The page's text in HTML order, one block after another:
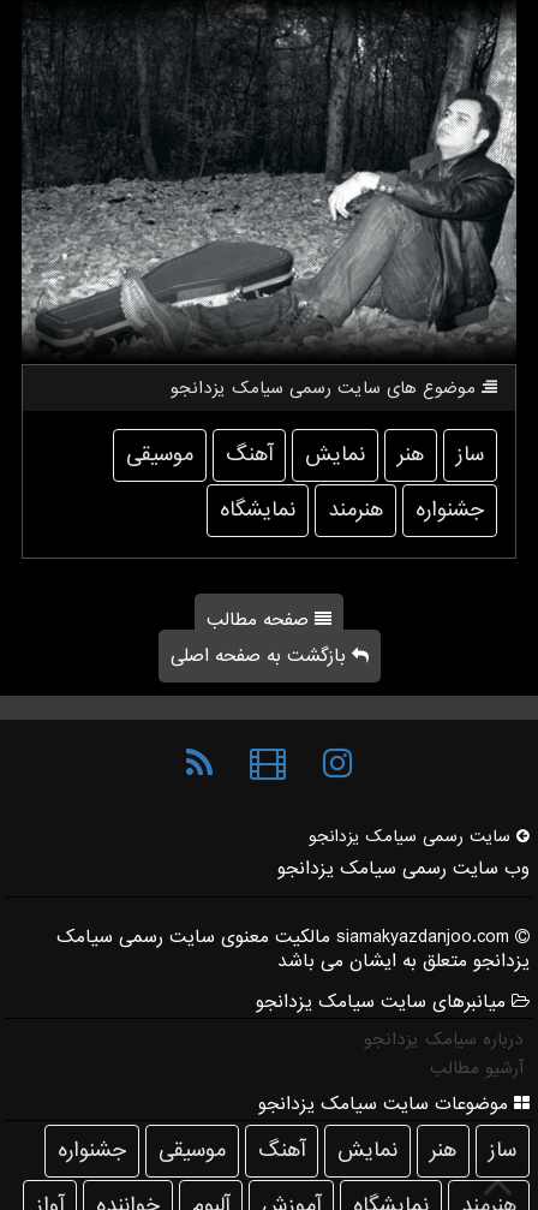
موضوع های سایت رسمی سیامك یزدانجو
ساز هنر نمایش آهنگ
موسیقی
جشنواره
هنرمند نمایشگاه
صفحه مطالب
بازگشت به صفحه اصلی
سایت رسمی سیامك یزدانجو
وب سایت رسمی سیامک یزدانجو
siamakyazdanjoo.com مالکیت معنوی سایت رسمی سیامک
یزدانجو متعلق به ایشان می باشد
میانبرهای سایت سیامک یزدانجو
درباره سیامک یزدانجو
آرشیو مطالب
موضوعات سایت سیامک یزدانجو
ساز هنر نمایش آهنگ موسیقی
جشنواره